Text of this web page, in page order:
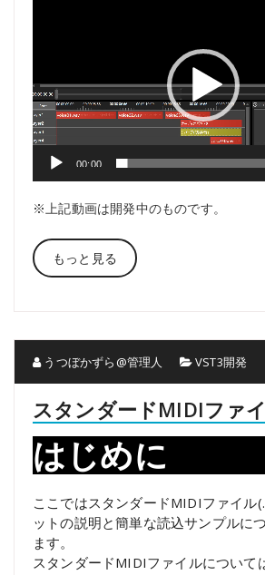
ヤ
ー
00:00
※上記動画は開発中のものです。
もっと見る
うつぼかずら@管理人 VST3開発
スタンダードMIDIファ
はじめに
ここではスタンダードMIDIファイル
ットの説明と簡単な読込サンプルに
ます。
スタンダードMIDIファイルについて